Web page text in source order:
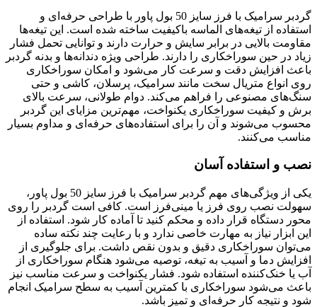
گردبر سرامیک با فرز سایز 50 بول پاور با طراحی حرفه‌ای و
استفاده از تیغه‌های الماسه باکیفیت ساخته شده است. این تیغه‌ها
مقاومت بالایی در برابر سایش و حرارت دارند و توانایی تحمل فشار
زیاد در حین سوراخکاری را دارند. طراحی ویژه دندانه‌ها و بدنه گردبر
باعث افزایش دقت و سرعت کار می‌شود و امکان سوراخکاری
روی انواع متریال سخت مانند سرامیک، پرسلان، کاشی و حتی
سنگ‌های مصنوعی را فراهم می‌کند. دوام طولانی، سرعت بالای
برش و کیفیت سوراخکاری یکنواخت، مهم‌ترین مزایای این گردبر
محسوب می‌شوند و آن را برای استفاده‌های حرفه‌ای و مداوم بسیار
مناسب می‌کنند.
نصب و استفاده آسان
یکی از ویژگی‌های مهم گردبر سرامیک با فرز سایز 50 بول پاور،
سهولت نصب روی فرز یا مینی‌فرز است. کافی است گردبر را روی
محور دستگاه قرار داده و محکم کنید تا آماده کار شود. استفاده از
این ابزار نیاز به مهارت خاصی ندارد و با رعایت چند نکته ساده
می‌توان سوراخکاری دقیق و بدون نقص داشت. برای جلوگیری از
افزایش دما و آسیب به تیغه، توصیه می‌شود هنگام سوراخکاری از
آب یا خنک‌کننده استفاده شود. فشار یکنواخت و سرعت مناسب نیز
باعث می‌شود سوراخکاری با کمترین آسیب به سطح سرامیک انجام
شود و نتیجه کار حرفه‌ای و تمیز باشد.